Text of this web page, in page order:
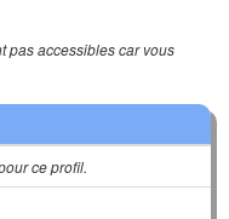
pas accessibles car vous
ce profil.